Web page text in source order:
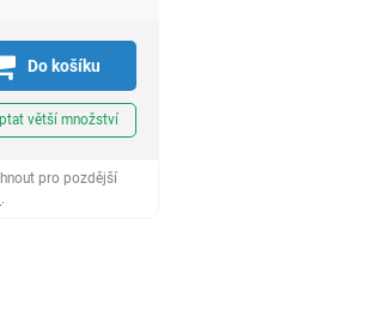
Do košíku
větší množství
pro pozdější